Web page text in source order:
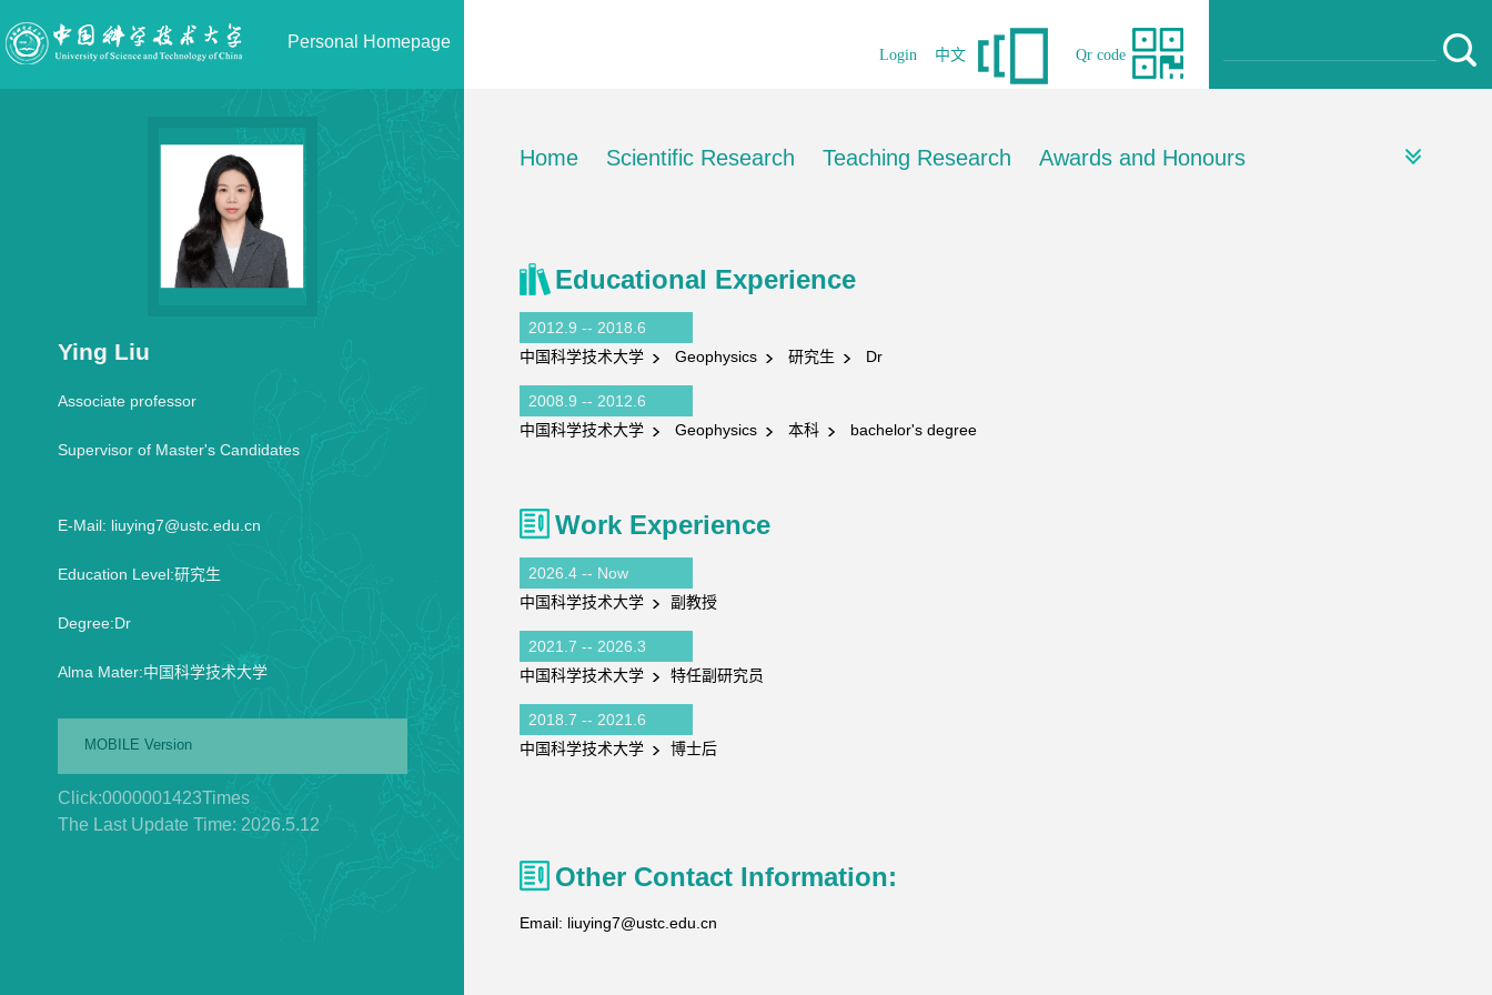
Personal Homepage
Qr code
Login 中文
Ying Liu
Associate professor
Supervisor of Master's Candidates
E-Mail: liuying7@ustc.edu.cn
Education Level:研究生
Degree:Dr
Alma Mater:中国科学技术大学
MOBILE Version
Click:0000001423Times
The Last Update Time: 2026.5.12
Home Scientific Research Teaching Research Awards and Honours
Educational Experience
2012.9 -- 2018.6
中国科学技术大学
Geophysics 研究生 Dr
2008.9 -- 2012.6
中国科学技术大学
Geophysics 本科 bachelor's degree
Work Experience
2026.4 -- Now
中国科学技术大学
副教授
2021.7 -- 2026.3
中国科学技术大学
特任副研究员
2018.7 -- 2021.6
中国科学技术大学
博士后
Other Contact Information:
Email: liuying7@ustc.edu.cn